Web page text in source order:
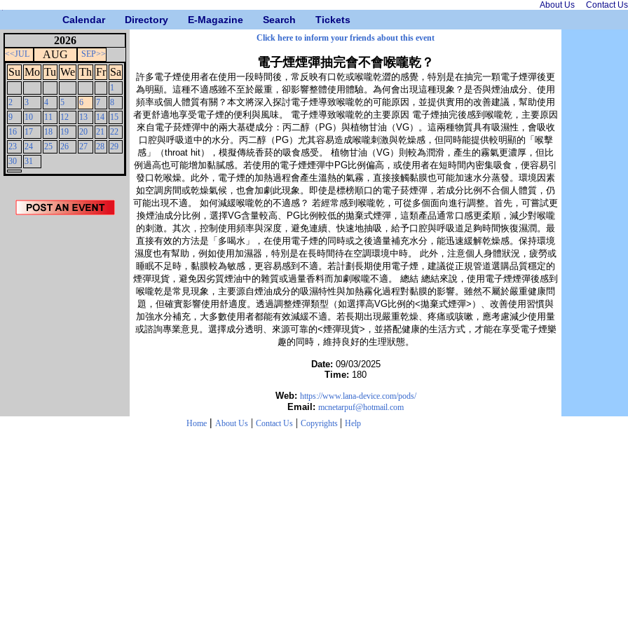
About Us Contact Us
Calendar Directory E-Magazine Search Tickets
2026
<<JUL AUG SEP>>
Su Mo Tu We Th Fr Sa
1
2
3 4 5 6 7
8
9
10 11 12 13 14
15
16
17 18 19 20 21
22
23
24 25 26 27 28 29
30
31
Click here to inform your friends about this event
電子煙煙彈抽完會不會喉嚨乾？
許多電子煙使用者在使用一段時間後，常反映有口乾或喉嚨乾澀的感覺，特別是在抽完一顆電子煙彈後更
為明顯。這種不適感雖不至於嚴重，卻影響整體使用體驗。為何會出現這種現象？是否與煙油成分、使用
頻率或個人體質有關？本文將深入探討電子煙導致喉嚨乾的可能原因，並提供實用的改善建議，幫助使用
者更舒適地享受電子煙的便利與風味。 電子煙導致喉嚨乾的主要原因 電子煙抽完後感到喉嚨乾，主要原因
來自電子菸煙彈中的兩大基礎成分：丙二醇（PG）與植物甘油（VG）。這兩種物質具有吸濕性，會吸收
口腔與呼吸道中的水分。丙二醇（PG）尤其容易造成喉嚨刺激與乾燥感，但同時能提供較明顯的「喉擊
感」（throat hit），模擬傳統香菸的吸食感受。 植物甘油（VG）則較為潤滑，產生的霧氣更濃厚，但比
例過高也可能增加黏膩感。若使用的電子煙煙彈中PG比例偏高，或使用者在短時間內密集吸食，便容易引
發口乾喉燥。此外，電子煙的加熱過程會產生溫熱的氣霧，直接接觸黏膜也可能加速水分蒸發。環境因素
如空調房間或乾燥氣候，也會加劇此現象。即使是標榜順口的電子菸煙彈，若成分比例不合個人體質，仍
可能出現不適。 如何減緩喉嚨乾的不適感？ 若經常感到喉嚨乾，可從多個面向進行調整。首先，可嘗試更
換煙油成分比例，選擇VG含量較高、PG比例較低的拋棄式煙彈，這類產品通常口感更柔順，減少對喉嚨
的刺激。其次，控制使用頻率與深度，避免連續、快速地抽吸，給予口腔與呼吸道足夠時間恢復濕潤。最
直接有效的方法是「多喝水」，在使用電子煙的同時或之後適量補充水分，能迅速緩解乾燥感。保持環境
濕度也有幫助，例如使用加濕器，特別是在長時間待在空調環境中時。 此外，注意個人身體狀況，疲勞或
睡眠不足時，黏膜較為敏感，更容易感到不適。若計劃長期使用電子煙，建議從正規管道選購品質穩定的
煙彈現貨，避免因劣質煙油中的雜質或過量香料而加劇喉嚨不適。 總結 總結來說，使用電子煙煙彈後感到
喉嚨乾是常見現象，主要源自煙油成分的吸濕特性與加熱霧化過程對黏膜的影響。雖然不屬於嚴重健康問
題，但確實影響使用舒適度。透過調整煙彈類型（如選擇高VG比例的<拋棄式煙彈>）、改善使用習慣與
加強水分補充，大多數使用者都能有效減緩不適。若長期出現嚴重乾燥、疼痛或咳嗽，應考慮減少使用量
或諮詢專業意見。選擇成分透明、來源可靠的<煙彈現貨>，並搭配健康的生活方式，才能在享受電子煙樂
趣的同時，維持良好的生理狀態。
Date: 09/03/2025
Time: 180
Web: https://www.lana-device.com/pods/
Email: mcnetarpuf@hotmail.com
Home | About Us| Contact Us| Copyrights | Help